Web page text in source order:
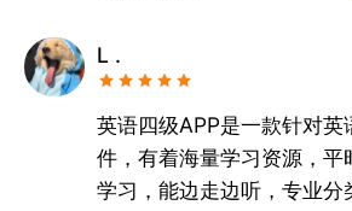
L .
英语四级APP是一款针对英
件，有着海量学习资源，平
学习，能边走边听，专业分